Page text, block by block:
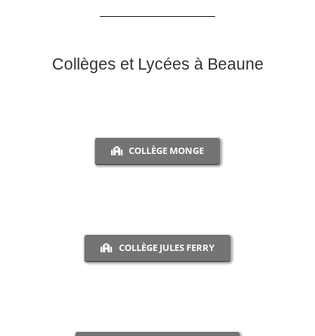
Collèges et Lycées à Beaune
COLLÈGE MONGE
COLLÈGE JULES FERRY